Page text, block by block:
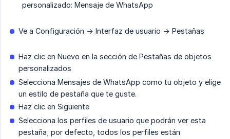
personalizado: Mensaje de WhatsApp
Ve a Configuración -> Interfaz de usuario -> Pestañas
Haz clic en Nuevo en la sección de Pestañas de objetos
personalizados
Selecciona Mensajes de WhatsApp como tu objeto y elige
un estilo de pestaña que te guste.
Haz clic en Siguiente
Selecciona los perfiles de usuario que podrán ver esta
pestaña; por defecto, todos los perfiles están